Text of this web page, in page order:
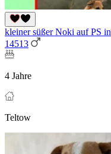
kleiner süßer Noki auf PS in
14513
4 Jahre
Teltow